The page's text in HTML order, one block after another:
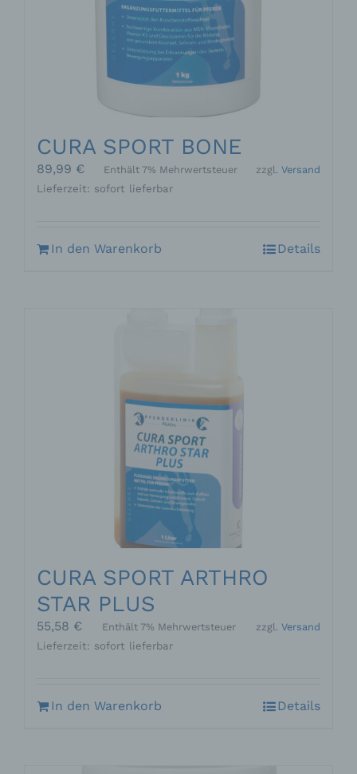
der
Produktseite
gewählt
werden
CURA SPORT BONE
89,99 € Enthält 7% Mehrwertsteuer zzgl. Versand
Lieferzeit: sofort lieferbar
In den Warenkorb Details
CURA SPORT ARTHRO
STAR PLUS
55,58 € Enthält 7% Mehrwertsteuer zzgl. Versand
Lieferzeit: sofort lieferbar
In den Warenkorb Details